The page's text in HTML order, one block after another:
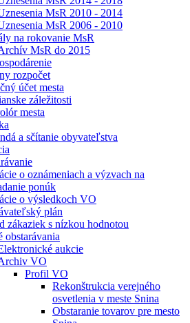
MsR 2010 - 2014
MsR 2006 - 2010
na rokovanie MsR
MsR do 2015
rozpočet
účet mesta
záležitosti
mesta
a sčítanie obyvateľstva
o oznámeniach a výzvach na
ponúk
o výsledkoch VO
plán
zákaziek s nízkou hodnotou
obstarávania
aukcie
VO
Profil VO
Rekonštrukcia verejného
osvetlenia v meste Snina
Obstaranie tovarov pre mesto